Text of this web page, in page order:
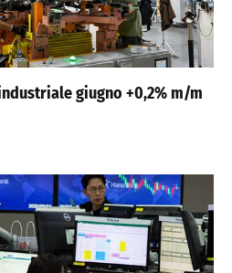
giugno +0,2% m/m